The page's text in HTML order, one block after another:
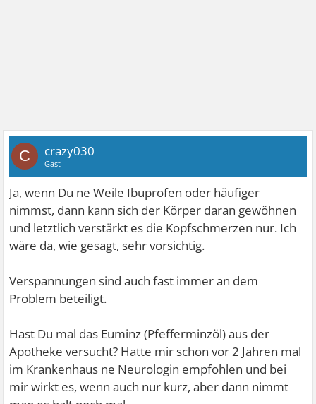
C crazy030
Gast
Ja, wenn Du ne Weile Ibuprofen oder häufiger
nimmst, dann kann sich der Körper daran gewöhnen
und letztlich verstärkt es die Kopfschmerzen nur. Ich
wäre da, wie gesagt, sehr vorsichtig.
Verspannungen sind auch fast immer an dem
Problem beteiligt.
Hast Du mal das Euminz (Pfefferminzöl) aus der
Apotheke versucht? Hatte mir schon vor 2 Jahren mal
im Krankenhaus ne Neurologin empfohlen und bei
mir wirkt es, wenn auch nur kurz, aber dann nimmt